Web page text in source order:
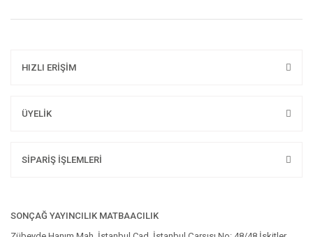
HIZLI ERİŞİM
ÜYELİK
SİPARİŞ İŞLEMLERİ
SONÇAĞ YAYINCILIK MATBAACILIK